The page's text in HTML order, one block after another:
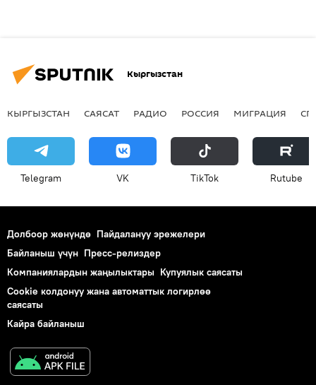
Кыргызстан
КЫРГЫЗСТАН САЯСАТ РАДИО РОССИЯ МИГРАЦИЯ
Telegram VK ТikТоk Rutube
Долбоор жөнүндө Пайдалануу эрежелери
Байланыш үчүн Пресс-релиздер
Компаниялардын жаңылыктары Купуялык саясаты
Cookie колдонуу жана автоматтык логирлөө
саясаты
Кайра байланыш